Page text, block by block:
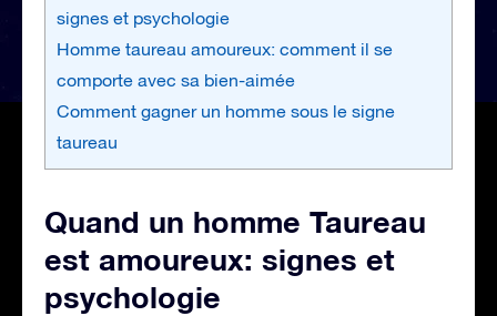
signes et psychologie
Homme taureau amoureux: comment il se
comporte avec sa bien-aimée
Comment gagner un homme sous le signe
taureau
Quand un homme Taureau
est amoureux: signes et
psychologie